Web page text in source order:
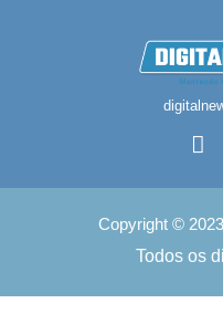
Copyright ©
Todos os